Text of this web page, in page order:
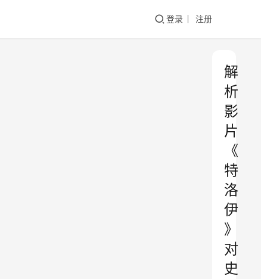
登录 注册
解
析
影
片
《
特
洛
伊
》
对
史